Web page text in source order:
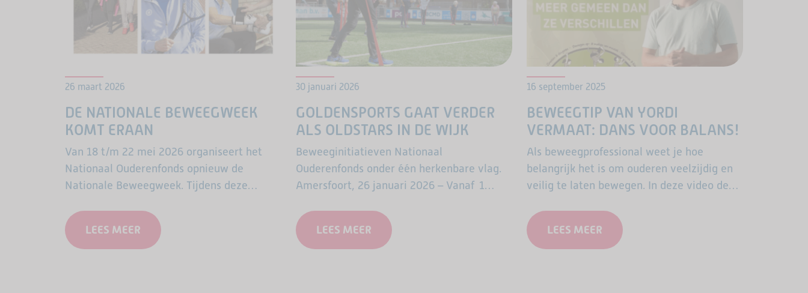
26 maart 2026
DE NATIONALE BEWEEGWEEK
KOMT ERAAN
Van 18 t/m 22 mei 2026 organiseert het
Nationaal Ouderenfonds opnieuw de
Nationale Beweegweek. Tijdens deze
buurthuizen, welzijnsorganisaties en
andere lokale partijen hun deuren voor
ouderen. Overal in…
LEES MEER
30 januari 2026
GOLDENSPORTS GAAT VERDER
ALS OLDSTARS IN DE WIJK
Beweeginitiatieven Nationaal
Ouderenfonds onder één herkenbare vlag.
Amersfoort, 26 januari 2026 – Vanaf 1
beweegprogramma voor 65-plussers,
verder onder de naam OldStars in de wijk.
De trainingen blijven…
LEES MEER
16 september 2025
BEWEEGTIP VAN YORDI
VERMAAT: DANS VOOR BALANS!
Als beweegprofessional weet je hoe
belangrijk het is om ouderen veelzijdig en
veilig te laten bewegen. In deze video deelt
OldStars cursussen en praktijkvideo’s –
een…LEES MEER